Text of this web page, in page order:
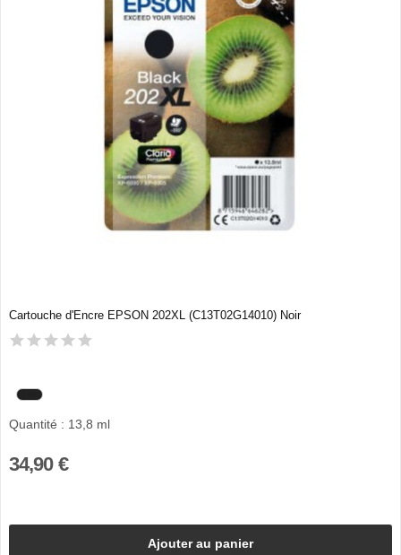
Cartouche d'Encre EPSON 202XL (C13T02G14010) Noir
Quantité : 13,8 ml
34,90 €
Ajouter au panier